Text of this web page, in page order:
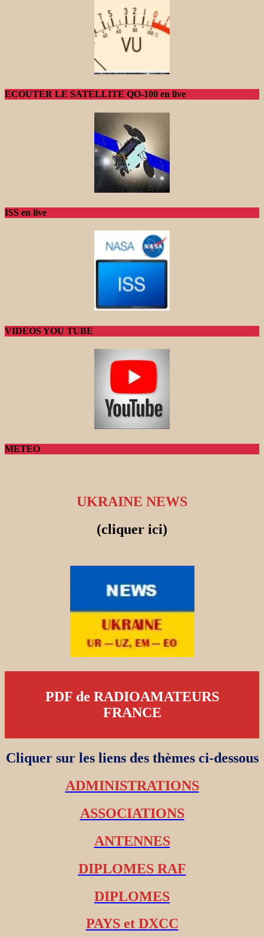
ECOUTER LE SATELLITE QO-100 en live
ISS en live
VIDEOS YOU TUBE
METEO
UKRAINE NEWS
(cliquer ici)
PDF de RADIOAMATEURS
FRANCE
Cliquer sur les liens des thèmes ci-dessous
ADMINISTRATIONS
ASSOCIATIONS
ANTENNES
DIPLOMES RAF
DIPLOMES
PAYS et DXCC